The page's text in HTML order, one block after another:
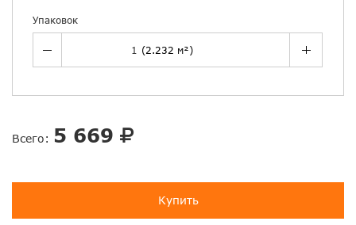
Упаковок
Всего: 5 669
Купить